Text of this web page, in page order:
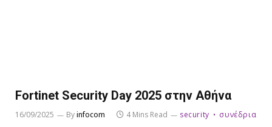
Fortinet Security Day 2025 στην Αθήνα
16/09/2025 Byinfocom 4 Mins Read security συνέδρια